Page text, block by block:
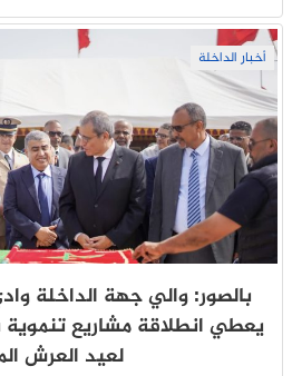
أخبار الداخلة
بالصور: والي جهة الداخلة
لعيد العرش